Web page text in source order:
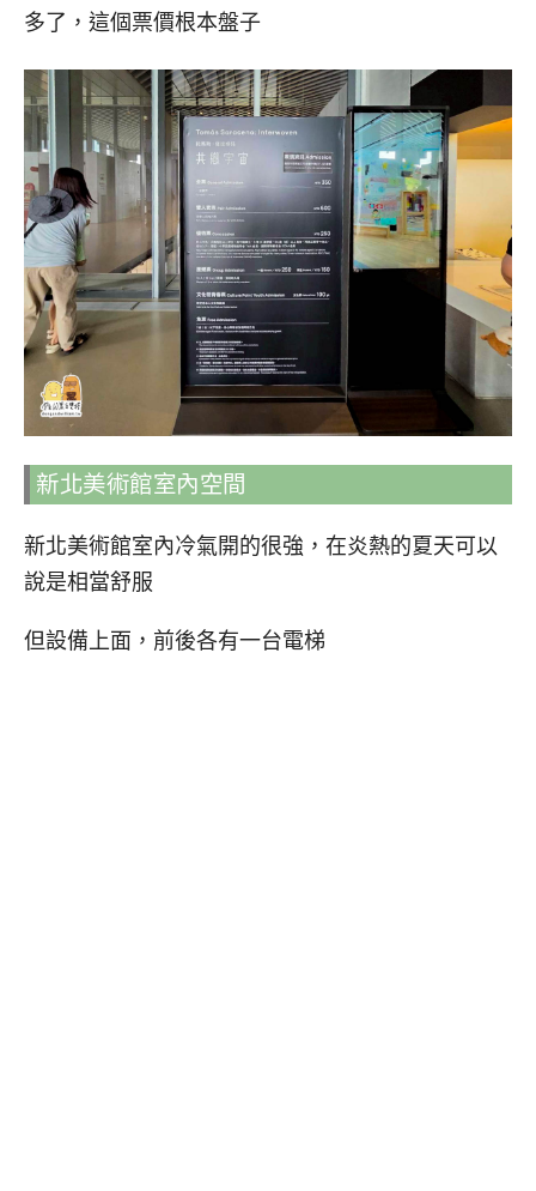
多了，這個票價根本盤子
新北美術館室內空間
新北美術館室內冷氣開的很強，在炎熱的夏天可以
說是相當舒服
但設備上面，前後各有一台電梯